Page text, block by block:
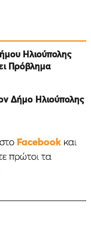
Ηλιούπολης
Πρόβλημα
Δήμο Ηλιούπολης
Facebookκαι
πρώτοι τα